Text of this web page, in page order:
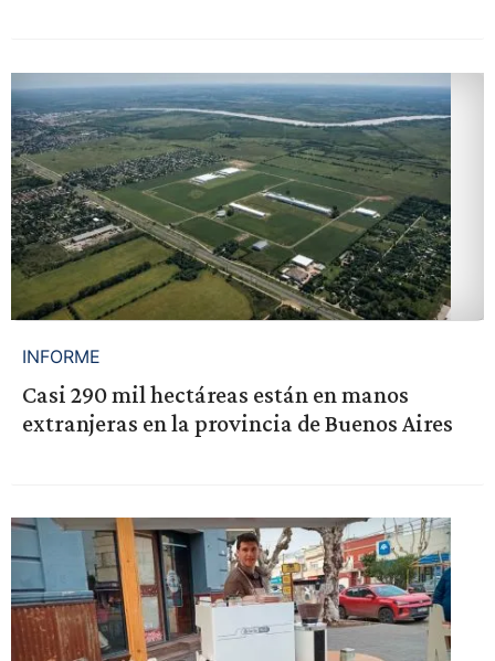
INFORME
Casi 290 mil hectáreas están en manos
extranjeras en la provincia de Buenos Aires